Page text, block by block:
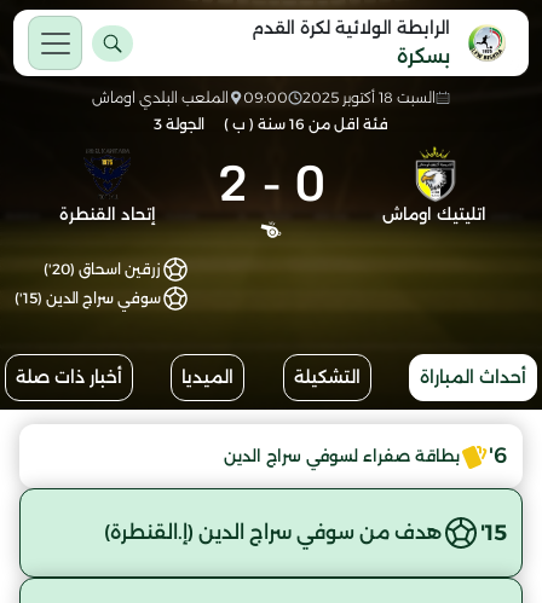
الرابطة الولائية لكرة القدم
بسكرة
السبت 18 أكتوبر 2025 09:00
الملعب البلدي اوماش
فئة اقل من 16 سنة ( ب )
الجولة 3
اتليتيك اوماش 0
-
2 إتحاد القنطرة
زرقين اسحاق (20')
سوفي سراج الدين (15')
أحداث المباراة التشكيلة الميديا أخبار ذات صلة
6' بطاقة صفراء لسوفي سراج الدين
15' هدف من سوفي سراج الدين (إ.القنطرة)